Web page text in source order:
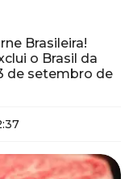
Brasileira!
o Brasil da
de setembro de